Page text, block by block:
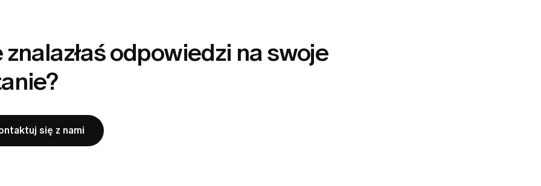
znalazłaś odpowiedzi na swoje
się z nami